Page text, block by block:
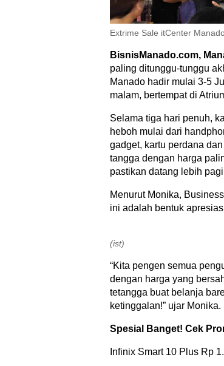
Extrime Sale itCenter
BisnisManado.com,
paling ditunggu-tunggu
Manado hadir mulai 3-5
malam, bertempat di
Selama tiga hari penuh,
heboh mulai dari
gadget, kartu perdana
tangga dengan harga
pastikan datang lebih
Menurut Monika,
ini adalah bentuk
(ist)
“Kita pengen semua
dengan harga yang
tetangga buat belanja
ketinggalan!” ujar Monika.
Spesial Banget! Cek
Infinix Smart 10 Plus Rp